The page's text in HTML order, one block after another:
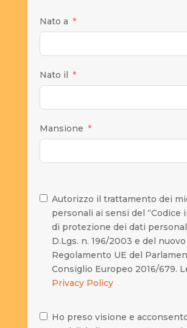
Nato a
Nato il
Mansione
Autorizzo il trattamento dei
personali ai sensi del “Codice
di protezione dei dati
D.Lgs. n. 196/2003 e del nuovo
Regolamento UE del
Consiglio Europeo 2016/679.
Privacy Policy
Ho preso visione e